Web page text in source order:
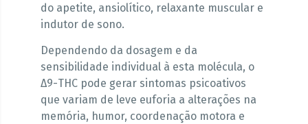
do apetite, ansiolítico, relaxante muscular e
indutor de sono.
Dependendo da dosagem e da
sensibilidade individual à esta molécula, o
Δ9-THC pode gerar sintomas psicoativos
que variam de leve euforia a alterações na
memória, humor, coordenação motora e